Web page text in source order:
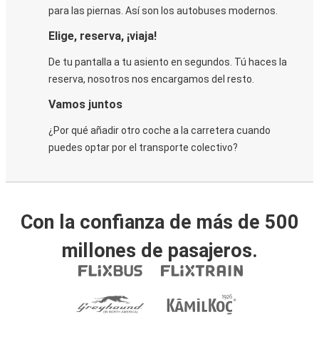
para las piernas. Así son los autobuses modernos.
Elige, reserva, ¡viaja!
De tu pantalla a tu asiento en segundos. Tú haces la
reserva, nosotros nos encargamos del resto.
Vamos juntos
¿Por qué añadir otro coche a la carretera cuando
puedes optar por el transporte colectivo?
Con la confianza de más de 500
millones de pasajeros.